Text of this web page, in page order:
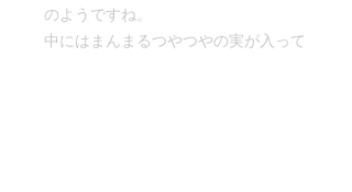
のようですね。
中にはまんまるつやつやの実が入って